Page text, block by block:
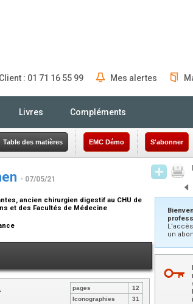
: 01 71 16 55 99 Mes alertes
Livres Compléments
Table des matières EMC Démo S'abonner
- 07/05/21
ancien chirurgien digestif au CHU de
et des Facultés de Médecine
pages
12
Iconographies
31
un